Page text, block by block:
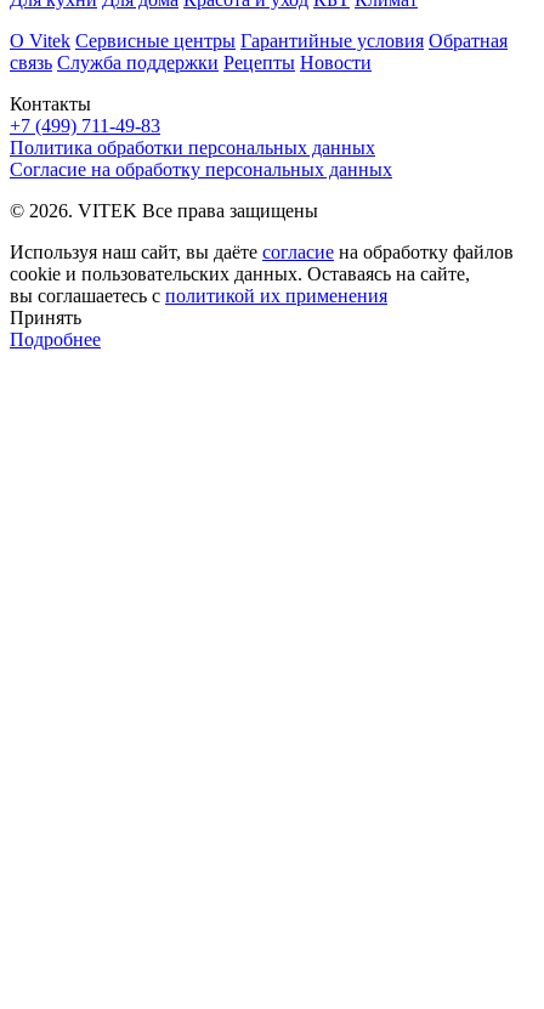
Контакты
+7 (499) 711-49-83
О Vitek Сервисные центры Гарантийные условия Обратная
связь Служба поддержки Рецепты Новости
Политика обработки персональных данных
Согласие на обработку персональных данных
© 2026. VITEK Все права защищены
Используя наш сайт, вы даёте согласие на обработку файлов
cookie и пользовательских данных. Оставаясь на сайте,
вы соглашаетесь с политикой их применения
Принять
Подробнее